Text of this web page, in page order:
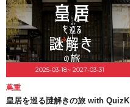
2025-03-18~ 2027-03-31
蔦重
皇居を巡る謎解きの旅 with QuizK